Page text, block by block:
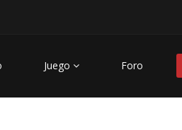
Juego Foro